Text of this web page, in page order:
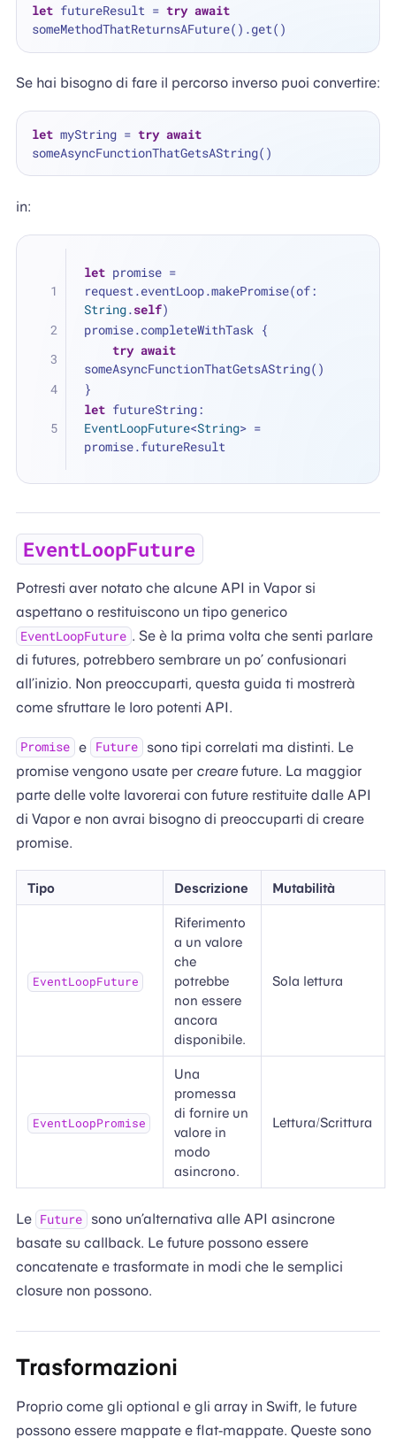
let futureResult = try await
Se hai bisogno di fare il percorso inverso puoi convertire:
let myString = try await
in:
let promise =
String.self)
promise.completeWithTask {
try await
someAsyncFunctionThatGetsAString()
}
let
EventLoopFuture<String> =
promise.futureResult
EventLoopFuture
Potresti aver notato che alcune API in Vapor si
aspettano o restituiscono un tipo generico
EventLoopFuture . Se è la prima volta che senti parlare
di futures, potrebbero sembrare un po’ confusionari
all’inizio. Non preoccuparti, questa guida ti mostrerà
come sfruttare le loro potenti API.
Promise e Future
sono tipi correlati ma distinti. Le
promise vengono usate per crearefuture. La maggior
parte delle volte lavorerai con future restituite dalle API
di Vapor e non avrai bisogno di preoccuparti di creare
promise.
Tipo Descrizione Mutabilità
EventLoopFuture
Riferimento
a un valore
che
potrebbe
non essere
ancora
disponibile.
Sola lettura
EventLoopPromise
Una
promessa
di fornire un
valore in
modo
asincrono.
Lettura/Scrittura
Le Future
sono un’alternativa alle API asincrone
basate su callback. Le future possono essere
concatenate e trasformate in modi che le semplici
closure non possono.
Trasformazioni
Proprio come gli optional e gli array in Swift, le future
possono essere mappate e flat-mappate. Queste sono